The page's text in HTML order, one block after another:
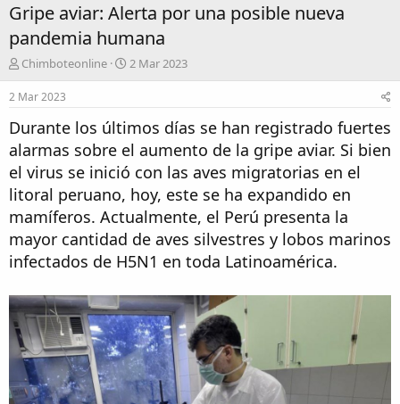
Gripe aviar: Alerta por una posible nueva
pandemia humana
A
u
t
r
d
e
t
e
a
Chimboteonline
F
e
a
d
e
i
n
c
o
2 Mar 2023
2 Mar 2023
Durante los últimos días se han registrado fuertes
alarmas sobre el aumento de la gripe aviar. Si bien
el virus se inició con las aves migratorias en el
litoral peruano, hoy, este se ha expandido en
mamíferos. Actualmente, el Perú presenta la
mayor cantidad de aves silvestres y lobos marinos
infectados de H5N1 en toda Latinoamérica.